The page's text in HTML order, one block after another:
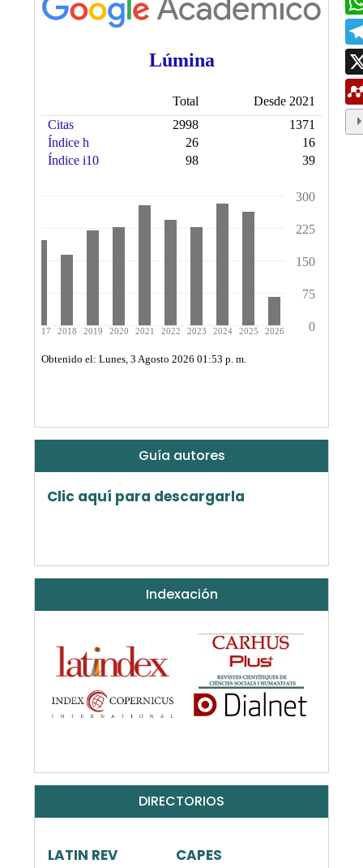
Guía autores
Clic aquí para descargarla
Indexación
DIRECTORIOS
LATIN REV CAPES